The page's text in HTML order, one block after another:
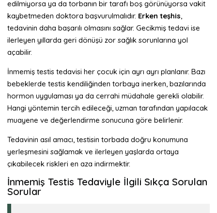
edilmiyorsa ya da torbanın bir tarafı boş görünüyorsa vakit
kaybetmeden doktora başvurulmalıdır. Erken teşhis,
tedavinin daha başarılı olmasını sağlar. Gecikmiş tedavi ise
ilerleyen yıllarda geri dönüşü zor sağlık sorunlarına yol
açabilir.
İnmemiş testis tedavisi her çocuk için ayrı ayrı planlanır. Bazı
bebeklerde testis kendiliğinden torbaya inerken, bazılarında
hormon uygulaması ya da cerrahi müdahale gerekli olabilir.
Hangi yöntemin tercih edileceği, uzman tarafından yapılacak
muayene ve değerlendirme sonucuna göre belirlenir.
Tedavinin asıl amacı, testisin torbada doğru konumuna
yerleşmesini sağlamak ve ilerleyen yaşlarda ortaya
çıkabilecek riskleri en aza indirmektir.
İnmemiş Testis Tedaviyle İlgili Sıkça Sorulan
Sorular